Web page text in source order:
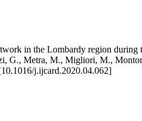
in the Lombardy region
G., Metra, M., Migliori, M.,
j.ijcard.2020.04.062]